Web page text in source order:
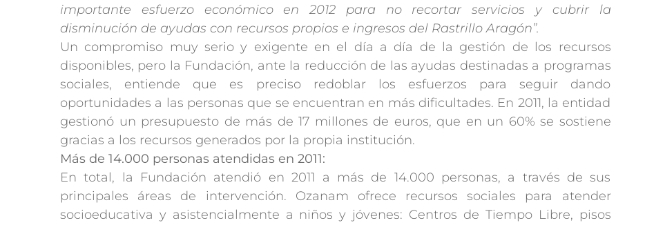
importante esfuerzo económico en 2012 para no recortar servicios y cubrir la
disminución de ayudas con recursos propios e ingresos del Rastrillo Aragón”.
Un compromiso muy serio y exigente en el día a día de la gestión de los recursos
disponibles, pero la Fundación, ante la reducción de las ayudas destinadas a programas
sociales, entiende que es preciso redoblar los esfuerzos para seguir dando
oportunidades a las personas que se encuentran en más dificultades. En 2011, la entidad
gestionó un presupuesto de más de 17 millones de euros, que en un 60% se sostiene
gracias a los recursos generados por la propia institución.
Más de 14.000 personas atendidas en 2011:
En total, la Fundación atendió en 2011 a más de 14.000 personas, a través de sus
principales áreas de intervención. Ozanam ofrece recursos sociales para atender
socioeducativa y asistencialmente a niños y jóvenes: Centros de Tiempo Libre, pisos